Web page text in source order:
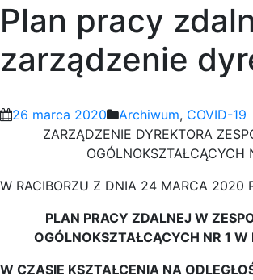
Plan pracy
zarządzenie
26 marca 2020 Archiwum, COVID-19
ZARZĄDZENIE DYREKTORA
OGÓLNOKSZTAŁCĄCYCH
W RACIBORZU Z DNIA 24 MARCA 2020
PLAN PRACY ZDALNEJ W
OGÓLNOKSZTAŁCĄCYCH NR 1 W
W CZASIE KSZTAŁCENIA NA